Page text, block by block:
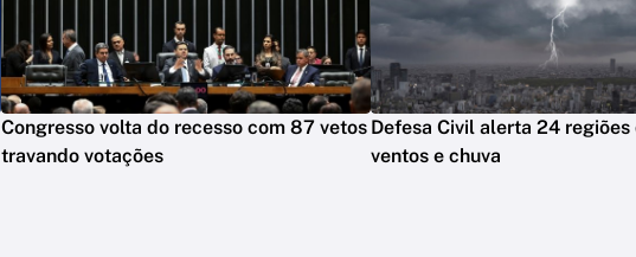
Congresso volta do recesso com 87 vetos
travando votações
Defesa Civil alerta 24 regiões
ventos e chuva